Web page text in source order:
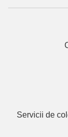
Servicii de